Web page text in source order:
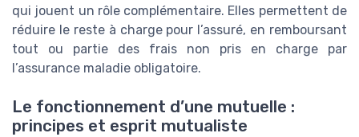
qui jouent un rôle complémentaire. Elles permettent de
réduire le reste à charge pour l’assuré, en remboursant
tout ou partie des frais non pris en charge par
l’assurance maladie obligatoire.
Le fonctionnement d’une mutuelle :
principes et esprit mutualiste